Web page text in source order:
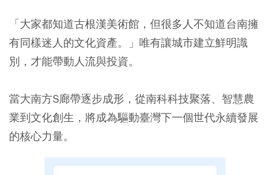
「大家都知道古根漢美術館，但很多人不知道台南擁
有同樣迷人的文化資產。」唯有讓城市建立鮮明識
別，才能帶動人流與投資。
當大南方S廊帶逐步成形，從南科科技聚落、智慧農
業到文化創生，將成為驅動臺灣下一個世代永續發展
的核心力量。